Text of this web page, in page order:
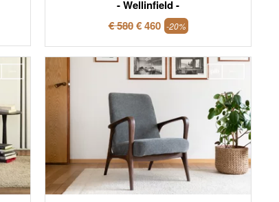
Wellinfield
€ 580€ 460 -20%